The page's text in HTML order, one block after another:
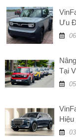
Ưu
Tại